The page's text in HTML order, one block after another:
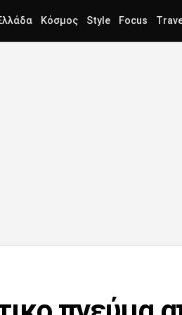
Κόσμος Style Focus